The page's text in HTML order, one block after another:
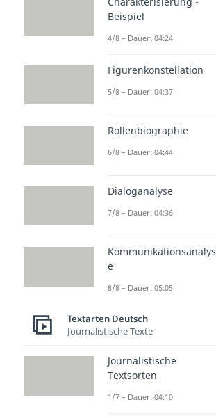
Beispiel
4/8 – Dauer: 04:24
Figurenkonstellation
5/8 – Dauer: 04:37
Rollenbiographie
6/8 – Dauer: 04:44
Dialoganalyse
7/8 – Dauer: 04:36
Kommunikationsanalys
e
8/8 – Dauer: 05:05
Textarten Deutsch
Journalistische Texte
Journalistische
Textsorten
1/7 – Dauer: 04:10